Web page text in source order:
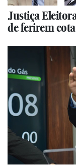
Justiça
de ferirem